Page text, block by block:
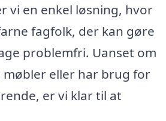
vi en enkel løsning, hvor
fagfolk, der kan gøre
problemfri. Uanset om
møbler eller har brug for
er vi klar til at